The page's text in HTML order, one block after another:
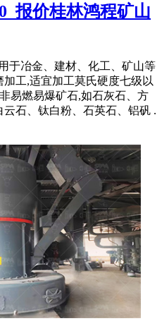
报价桂林鸿程矿山
于冶金、建材、化工、矿山等
工,适宜加工莫氏硬度七级以
易燃易爆矿石,如石灰石、方
石、钛白粉、石英石、铝矾 .